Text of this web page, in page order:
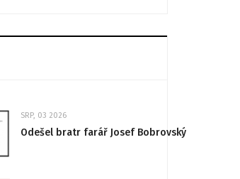
SRP, 03 2026
Odešel bratr farář Josef Bobrovský